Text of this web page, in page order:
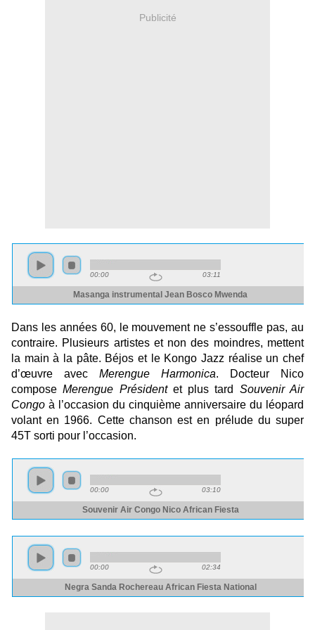
Publicité
Dans les années 60, le mouvement ne s’essouffle pas, au
contraire. Plusieurs artistes et non des moindres, mettent
la main à la pâte. Béjos et le Kongo Jazz réalise un chef
d’œuvre avec Merengue Harmonica. Docteur Nico
composeMerengue Président et plus tard
Souvenir Air
Congo à l’occasion du cinquième anniversaire du léopard
volant en 1966. Cette chanson est en prélude du super
45T sorti pour l’occasion.